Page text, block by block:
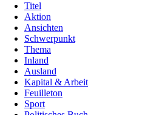
Titel
Aktion
Ansichten
Schwerpunkt
Thema
Inland
Ausland
Kapital & Arbeit
Feuilleton
Sport